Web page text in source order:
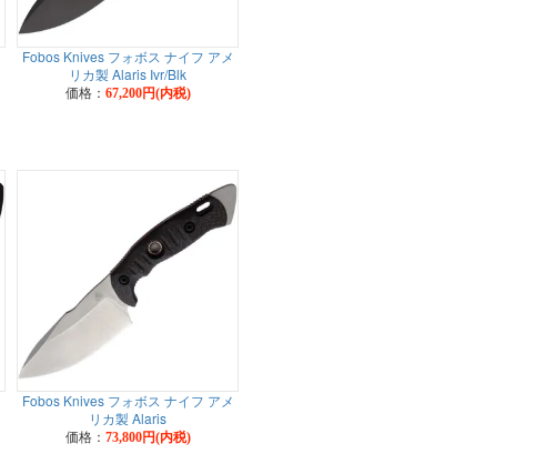
Fobos Knives フォボス ナイフ アメ
リカ製 Alaris Ivr/Blk
価格： 67,200円(内税)
Fobos Knives フォボス ナイフ アメ
リカ製 Alaris
価格： 73,800円(内税)